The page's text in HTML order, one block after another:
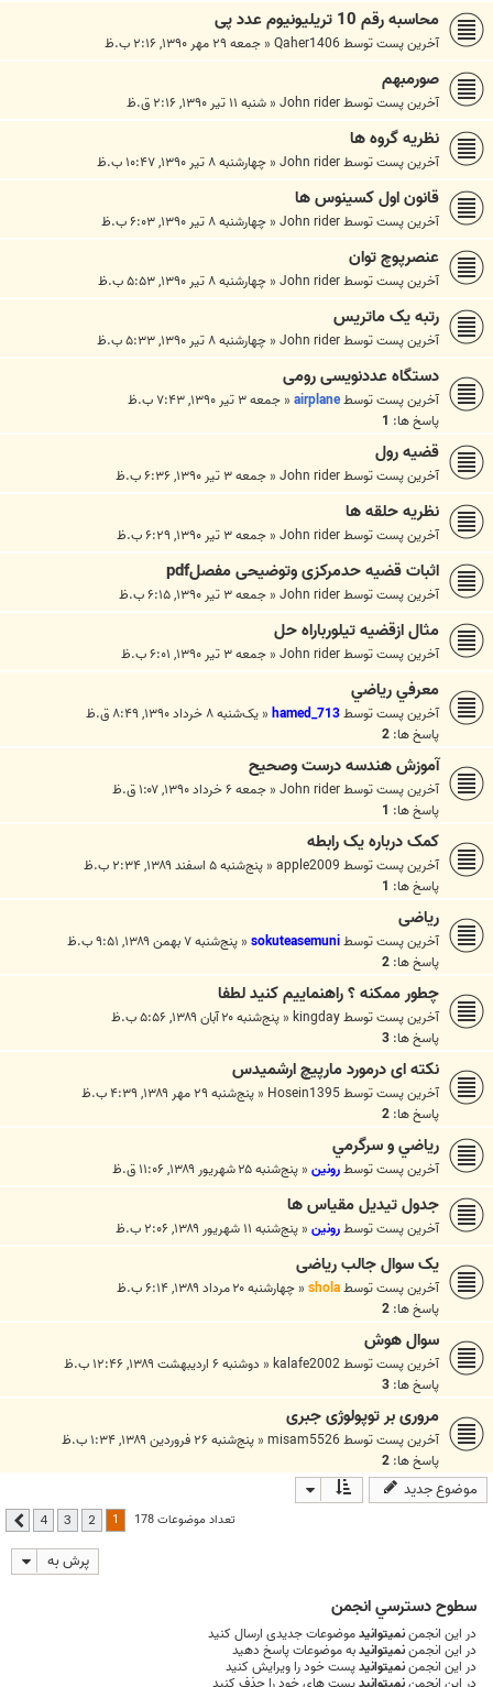
محاسبه رقم 10 تریلیونیوم عدد پی
آخرین پست توسطQaher1406
« جمعه ۲۹ مهر ۱۳۹۰, ۲:۱۶ ب.ظ
صورمبهم
آخرین پست توسطJohn rider
« شنبه ۱۱ تیر ۱۳۹۰, ۲:۱۶ ق.ظ
نظریه گروه ها
آخرین پست توسطJohn rider
« چهارشنبه ۸ تیر ۱۳۹۰, ۱۰:۴۷ ب.ظ
قانون اول کسینوس ها
آخرین پست توسطJohn rider
« چهارشنبه ۸ تیر ۱۳۹۰, ۶:۰۳ ب.ظ
عنصرپوچ توان
آخرین پست توسطJohn rider
« چهارشنبه ۸ تیر ۱۳۹۰, ۵:۵۳ ب.ظ
رتبه یک ماتریس
آخرین پست توسطJohn rider
« چهارشنبه ۸ تیر ۱۳۹۰, ۵:۳۳ ب.ظ
دستگاه عددنویسی رومی
آخرین پست توسطairplane
« جمعه ۳ تیر ۱۳۹۰, ۷:۴۳ ب.ظ
پاسخ ها: 1
قضیه رول
آخرین پست توسطJohn rider
« جمعه ۳ تیر ۱۳۹۰, ۶:۳۶ ب.ظ
نظریه حلقه ها
آخرین پست توسطJohn rider
« جمعه ۳ تیر ۱۳۹۰, ۶:۲۹ ب.ظ
اثبات قضیه حدمرکزی وتوضیحی مفصلpdf
آخرین پست توسطJohn rider
« جمعه ۳ تیر ۱۳۹۰, ۶:۱۵ ب.ظ
مثال ازقضیه تیلورباراه حل
آخرین پست توسطJohn rider
« جمعه ۳ تیر ۱۳۹۰, ۶:۰۱ ب.ظ
معرفي رياضي
آخرین پست توسطhamed_713
« یک‌شنبه ۸ خرداد ۱۳۹۰, ۸:۴۹ ق.ظ
پاسخ ها: 2
آموزش هندسه درست وصحیح
آخرین پست توسطJohn rider
« جمعه ۶ خرداد ۱۳۹۰, ۱:۰۷ ق.ظ
پاسخ ها: 1
کمک درباره یک رابطه
آخرین پست توسطapple2009
« پنج‌شنبه ۵ اسفند ۱۳۸۹, ۲:۳۴ ب.ظ
پاسخ ها: 1
ریاضی
آخرین پست توسطsokuteasemuni
« پنج‌شنبه ۷ بهمن ۱۳۸۹, ۹:۵۱ ب.ظ
پاسخ ها: 2
چطور ممکنه ؟ راهنماییم کنید لطفا
آخرین پست توسطkingday
« پنج‌شنبه ۲۰ آبان ۱۳۸۹, ۵:۵۶ ب.ظ
پاسخ ها: 3
نکته ای درمورد مارپیچ ارشمیدس
آخرین پست توسطHosein1395
« پنج‌شنبه ۲۹ مهر ۱۳۸۹, ۴:۳۹ ب.ظ
پاسخ ها: 2
رياضي و سرگرمي
آخرین پست توسطرونین« پنج‌شنبه ۲۵ شهریور ۱۳۸۹, ۱۱:۰۶ ق.ظ
جدول تيديل مقياس ها
آخرین پست توسطرونین« پنج‌شنبه ۱۱ شهریور ۱۳۸۹, ۲:۰۶ ب.ظ
یک سوال جالب ریاضی
آخرین پست توسطshola
« چهارشنبه ۲۰ مرداد ۱۳۸۹, ۶:۱۴ ب.ظ
پاسخ ها: 2
سوال هوش
آخرین پست توسطkalafe2002
« دوشنبه ۶ اردیبهشت ۱۳۸۹, ۱۲:۴۶ ب.ظ
پاسخ ها: 3
مروری بر توپولوژی جبری
آخرین پست توسطmisam5526
« پنج‌شنبه ۲۶ فروردین ۱۳۸۹, ۱:۳۴ ب.ظ
پاسخ ها: 2
موضوع جدید
تعداد موضوعات 178 2
3
4 بعدی
پرش به
سطوح دسترسي انجمن
در این انجمننمیتوانیدموضوعات جدیدی ارسال کنید
در این انجمننمیتوانیدبه موضوعات پاسخ دهید
در این انجمننمیتوانیدپست خود را ویرایش کنید
در این انجمننمیتوانیدپست های خود را حذف کنید